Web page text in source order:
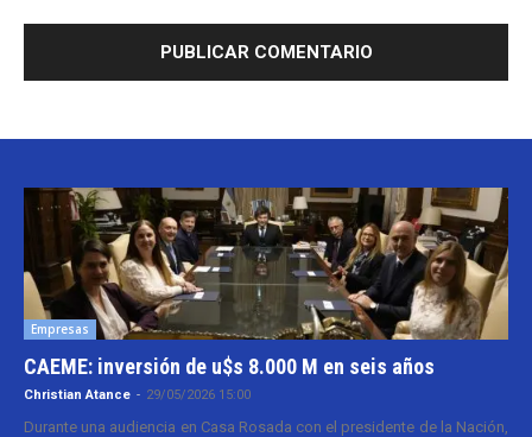
Empresas
CAEME: inversión de u$s 8.000 M en seis años
Christian Atance - 29/05/2026 15:00
Durante una audiencia en Casa Rosada con el presidente de la Nación,